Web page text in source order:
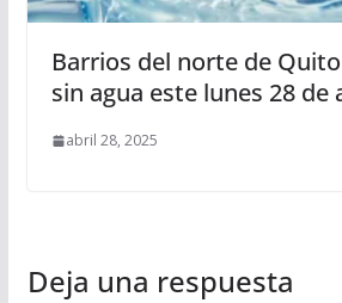
Barrios del norte de
sin agua este lunes 28 de
abril 28, 2025
Deja una respuesta